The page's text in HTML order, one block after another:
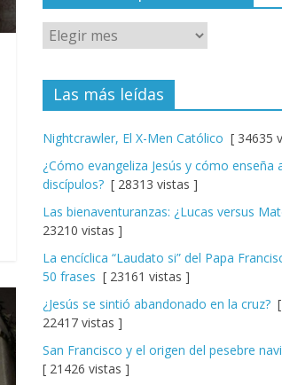
Las más leídas
Nightcrawler, El X-Men Católico [ 34635
¿Cómo evangeliza Jesús y cómo enseña
discípulos? [ 28313 vistas ]
Las bienaventuranzas: ¿Lucas versus
23210 vistas ]
La encíclica “Laudato si” del Papa
50 frases [ 23161 vistas ]
¿Jesús se sintió abandonado en la cruz? [
22417 vistas ]
San Francisco y el origen del pesebre
[ 21426 vistas ]